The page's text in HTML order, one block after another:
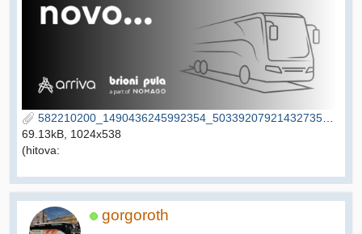
582210200_1490436245992354_5033920792143273540_n.jpg
69.13kB, 1024x538
(hitova:
gorgoroth